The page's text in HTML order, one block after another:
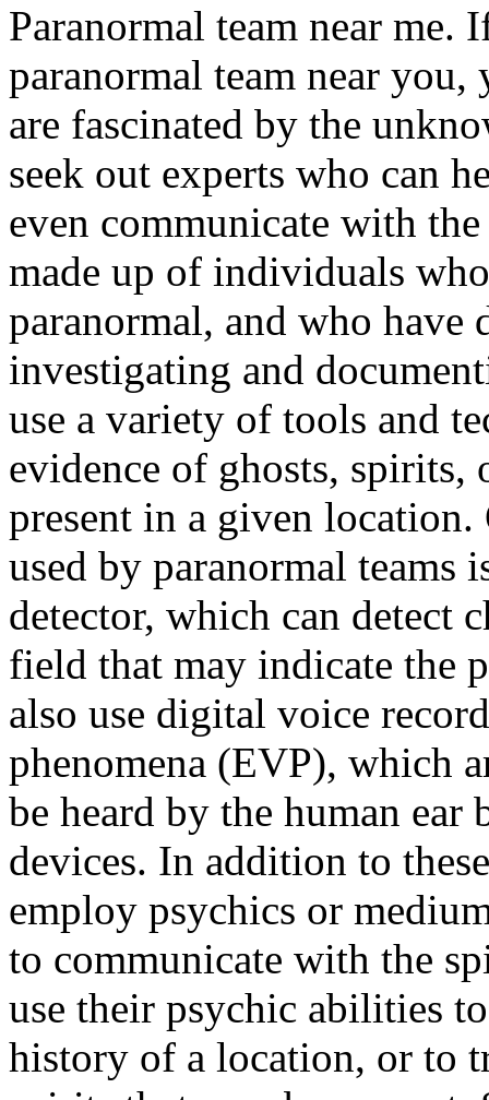
Paranormal team near
paranormal team near
are fascinated by the
seek out experts who can
even communicate with
made up of individuals
paranormal, and who have
investigating and
use a variety of tools and
evidence of ghosts, spirits,
present in a given
used by paranormal teams
detector, which can detect
field that may indicate the
also use digital voice
phenomena (EVP), which
be heard by the human
devices. In addition to
employ psychics or
to communicate with the
use their psychic abilities
history of a location, or to